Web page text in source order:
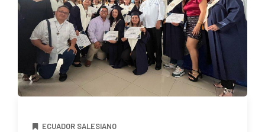
ECUADOR SALESIANO